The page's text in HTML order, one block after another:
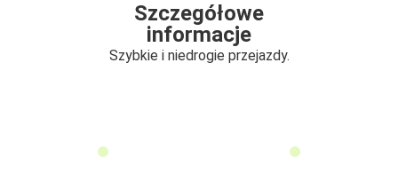
Szczegółowe
informacje
Szybkie i niedrogie przejazdy.